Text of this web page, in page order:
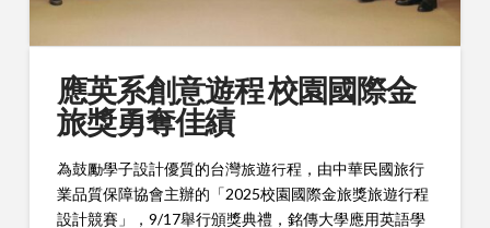
應英系創意遊程 校園國際金
旅獎勇奪佳績
為鼓勵學子設計優質的台灣旅遊行程，由中華民國旅行
業品質保障協會主辦的「2025校園國際金旅獎旅遊行程
設計競賽」，9/17舉行頒獎典禮，銘傳大學應用英語學